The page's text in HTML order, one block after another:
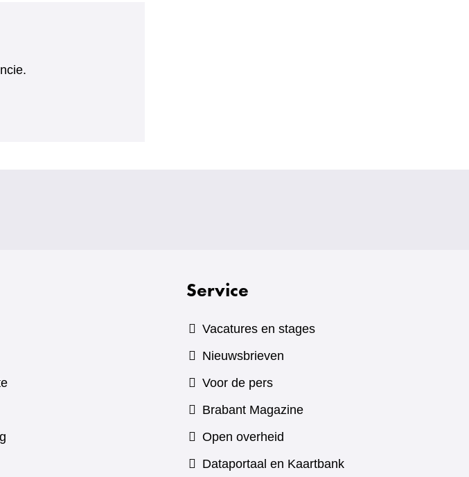
Service
Vacatures en stages
Nieuwsbrieven
Voor de pers
Brabant Magazine(verwijst
andere
Open overheid
Dataportaal en Kaartbank(verwijst